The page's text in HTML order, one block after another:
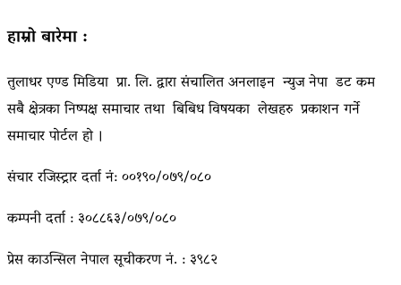
हाम्रो बारेमा :
तुलाधर एण्ड मिडिया प्रा. लि. द्वारा संचालित अनलाइन न्युज नेपा डट कम
सबै क्षेत्रका निष्पक्ष समाचार तथा बिबिध विषयका लेखहरु प्रकाशन गर्ने
समाचार पोर्टल हो ।
संचार रजिस्ट्रार दर्ता नं: ००१९०/०७९/०८०
कम्पनी दर्ता : ३०८८६३/०७९/०८०
प्रेस काउन्सिल नेपाल सूचीकरण नं. : ३९८२